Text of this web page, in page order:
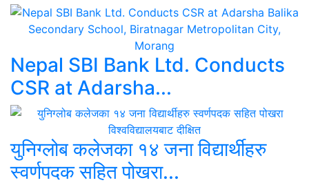
Nepal SBI Bank Ltd. Conducts
CSR at Adarsha...
युनिग्लोब कलेजका १४ जना विद्यार्थीहरु
स्वर्णपदक सहित पोखरा...